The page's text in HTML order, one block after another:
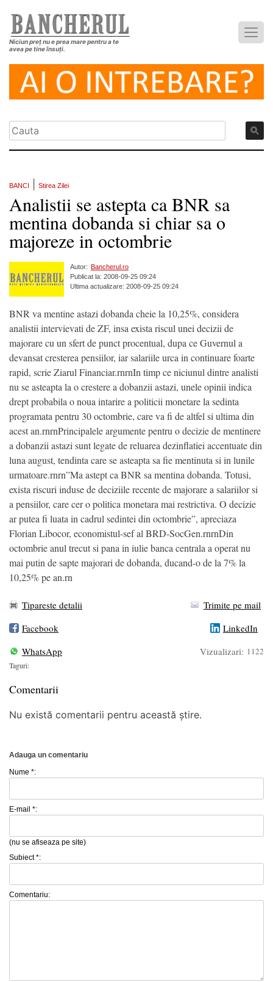
Niciun preț nu e prea mare pentru a te
avea pe tine însuți.
BANCI Stirea Zilei
Analistii se astepta ca BNR sa
mentina dobanda si chiar sa o
majoreze in octombrie
Autor: Bancherul.ro
Publicat la: 2008-09-25 09:24
Ultima actualizare: 2008-09-25 09:24
BNR va mentine astazi dobanda cheie la 10,25%, considera
analistii intervievati de ZF, insa exista riscul unei decizii de
majorare cu un sfert de punct procentual, dupa ce Guvernul a
devansat cresterea pensiilor, iar salariile urca in continuare foarte
rapid, scrie Ziarul Financiar.rnrnIn timp ce niciunul dintre analisti
nu se asteapta la o crestere a dobanzii astazi, unele opinii indica
drept probabila o noua intarire a politicii monetare la sedinta
programata pentru 30 octombrie, care va fi de altfel si ultima din
acest an.rnrnPrincipalele argumente pentru o decizie de mentinere
a dobanzii astazi sunt legate de reluarea dezinflatiei accentuate din
luna august, tendinta care se asteapta sa fie mentinuta si in lunile
urmatoare.rnrn”Ma astept ca BNR sa mentina dobanda. Totusi,
exista riscuri induse de deciziile recente de majorare a salariilor si
a pensiilor, care cer o politica monetara mai restrictiva. O decizie
ar putea fi luata in cadrul sedintei din octombrie”, apreciaza
Florian Libocor, economistul-sef al BRD-SocGen.rnrnDin
octombrie anul trecut si pana in iulie banca centrala a operat nu
mai putin de sapte majorari de dobanda, ducand-o de la 7% la
10,25% pe an.rn
Tipareste detalii
Trimite pe mail
Facebook
LinkedIn
WhatsApp
Vizualizari: 1122
Taguri:
Comentarii
Nu există comentarii pentru această știre.
Adauga un comentariu
Nume *:
E-mail *:
(nu se afiseaza pe site)
Subiect *:
Comentariu: